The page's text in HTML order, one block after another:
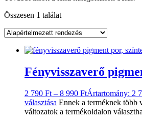
Összesen 1 találat
Fényvisszaverő
2 790 Ft – 8 990 FtÁrtartomány: 2
választása Ennek a terméknek több
változatok a termékoldalon